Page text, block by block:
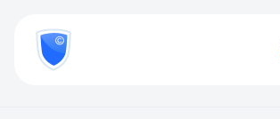
800
777-
81-Проверить